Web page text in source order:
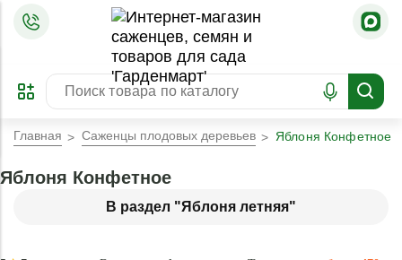
ПРЕДЗАКАЗ
ЗАБРОНИРОВАТЬ
ЛУЧШЕЕ
Главная Саженцы плодовых деревьев Яблоня Конфетное
В раздел "Яблоня летняя"
Яблоня Конфетное